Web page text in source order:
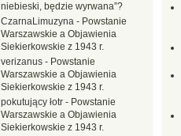
niebieski, będzie wyrwana”?
CzarnaLimuzyna - Powstanie
Warszawskie a Objawienia
Siekierkowskie z 1943 r.
verizanus - Powstanie
Warszawskie a Objawienia
Siekierkowskie z 1943 r.
pokutujący łotr - Powstanie
Warszawskie a Objawienia
Siekierkowskie z 1943 r.